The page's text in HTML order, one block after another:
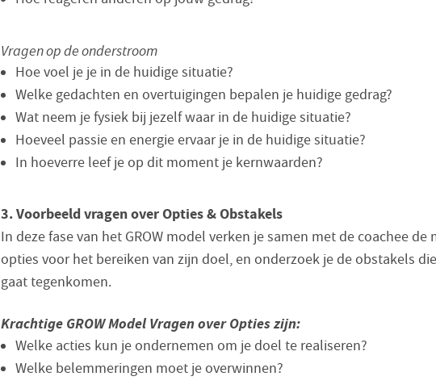
Vragen op de onderstroom
Hoe voel je je in de huidige situatie?
Welke gedachten en overtuigingen bepalen je huidige gedrag?
Wat neem je fysiek bij jezelf waar in de huidige situatie?
Hoeveel passie en energie ervaar je in de huidige situatie?
In hoeverre leef je op dit moment je kernwaarden?
3. Voorbeeld vragen over Opties & Obstakels
In deze fase van het GROW model verken je samen met de coachee de
opties voor het bereiken van zijn doel, en onderzoek je de obstakels
gaat tegenkomen.
Krachtige GROW Model Vragen over Opties zijn:
Welke acties kun je ondernemen om je doel te realiseren?
Welke belemmeringen moet je overwinnen?